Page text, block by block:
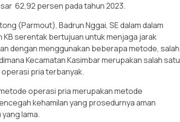
62,92 persen pada tahun 2023.
(Parmout), Badrun Nggai, SE dalam dalam
serentak bertujuan untuk menjaga jarak
dengan menggunakan beberapa metode, salah
Kecamatan Kasimbar merupakan salah satu
pria terbanyak.
operasi pria merupakan metode
kehamilan yang prosedurnya aman
lama.